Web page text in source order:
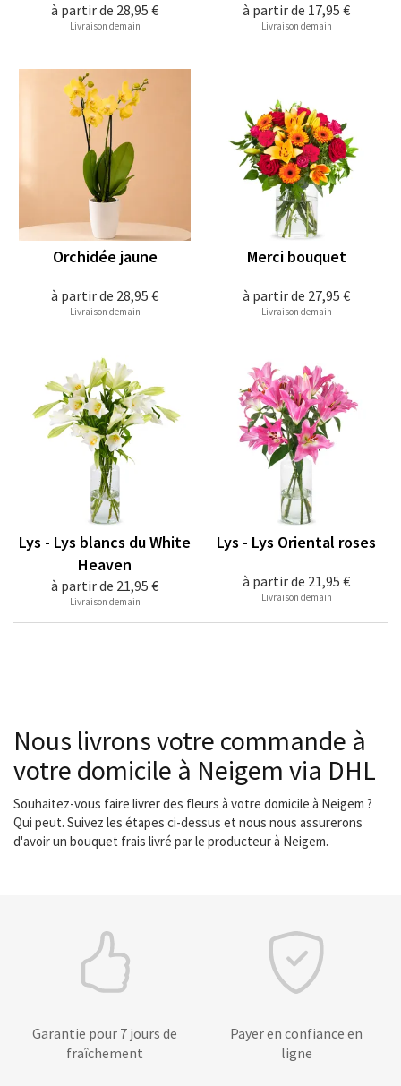
à partir de 28,95 €
Livraison demain
à partir de 17,95 €
Livraison demain
à partir de 28,95 €
Orchidée jaune
Livraison demain
à partir de 27,95 €
Merci bouquet
Livraison demain
à partir de 21,95 €
Lys - Lys blancs du White
Heaven
Livraison demain
à partir de 21,95 €
Lys - Lys Oriental roses
Livraison demain
Nous livrons votre commande à
votre domicile à Neigem via DHL
Souhaitez-vous faire livrer des fleurs à votre domicile à Neigem ?
Qui peut. Suivez les étapes ci-dessus et nous nous assurerons
d'avoir un bouquet frais livré par le producteur à Neigem.
Garantie pour 7 jours de
fraîchement
Payer en confiance en
ligne